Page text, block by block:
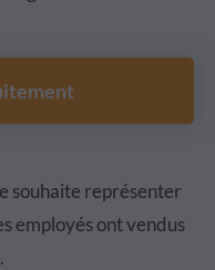
souhaite représenter
employés ont vendus